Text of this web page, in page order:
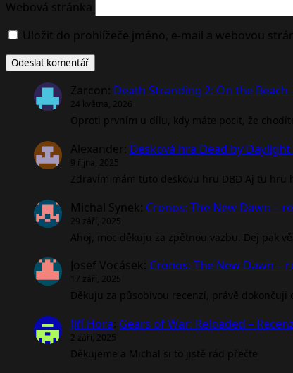
Webová stránka
Uložit do prohlížeče jméno, e-mail a webovou
Zarcon: Death Stranding 2: On the Beach
24 května, 2026
Oproti prvním u dílu, kdy máte pocit, že
Alexander: Desková hra Dead by
9 října, 2025
Zdravím mám tuto deskovu hru DBD Aj tu hru
Michal Synek: Cronos: The New Dawn –
29 září, 2025
Ahoj, moc děkuju za zpětnou vazbu. Dej pak
Josef Vocásek: Cronos: The New Dawn –
17 září, 2025
Děkuju za působivou recenzí, právě
Jiří Hora: Gears of War: Reloaded –
2 září, 2025
Děkujeme a Michal si to jistě rád přečte